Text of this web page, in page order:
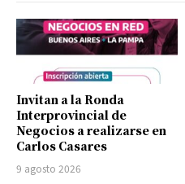
Invitan a la Ronda
Interprovincial de
Negocios a realizarse en
Carlos Casares
9 agosto 2026